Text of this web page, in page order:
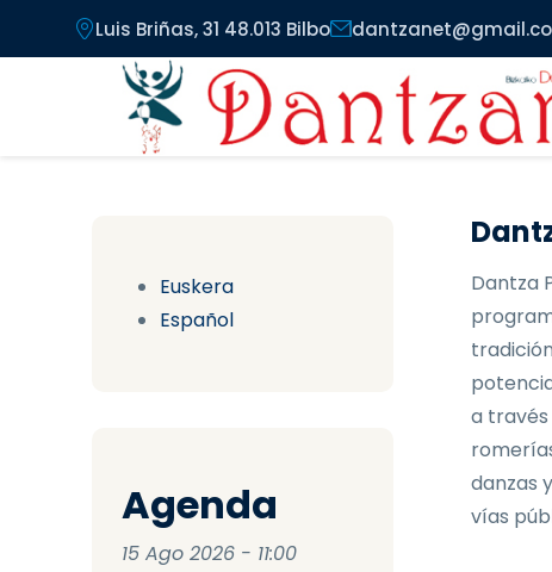
Pasar al contenido principal
Luis Briñas, 31 48.013 Bilbo
Euskera
Español
Agenda
15 Ago 2026 - 11:00
Dantza
a
danzas
vías